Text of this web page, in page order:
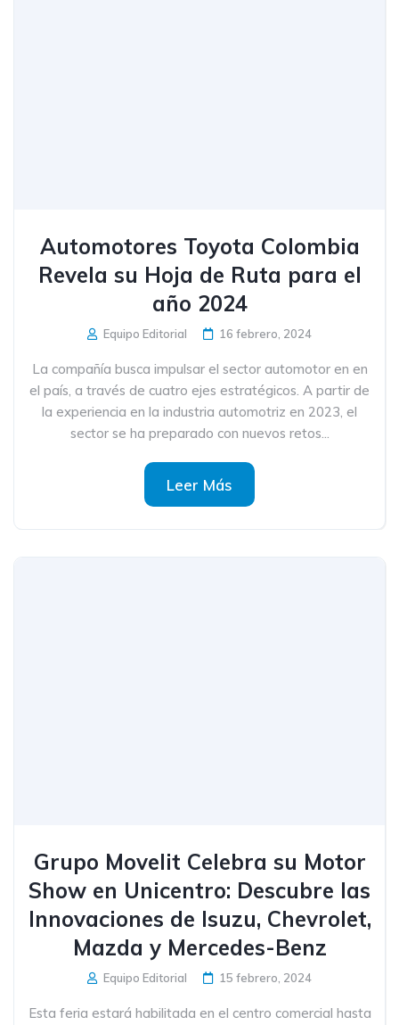
Automotores Toyota Colombia
Revela su Hoja de Ruta para el
año 2024
Equipo Editorial 16 febrero, 2024
La compañía busca impulsar el sector automotor en en
el país, a través de cuatro ejes estratégicos. A partir de
la experiencia en la industria automotriz en 2023, el
sector se ha preparado con nuevos retos...
Leer Más
Grupo Movelit Celebra su Motor
Show en Unicentro: Descubre las
Innovaciones de Isuzu, Chevrolet,
Mazda y Mercedes-Benz
Equipo Editorial 15 febrero, 2024
Esta feria estará habilitada en el centro comercial hasta